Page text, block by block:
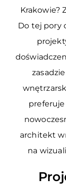
Krakowie?
Do tej pory
architekt
na